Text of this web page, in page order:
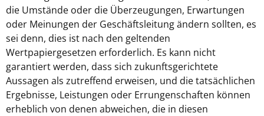
die Umstände oder die Überzeugungen, Erwartungen
oder Meinungen der Geschäftsleitung ändern sollten, es
sei denn, dies ist nach den geltenden
Wertpapiergesetzen erforderlich. Es kann nicht
garantiert werden, dass sich zukunftsgerichtete
Aussagen als zutreffend erweisen, und die tatsächlichen
Ergebnisse, Leistungen oder Errungenschaften können
erheblich von denen abweichen, die in diesen